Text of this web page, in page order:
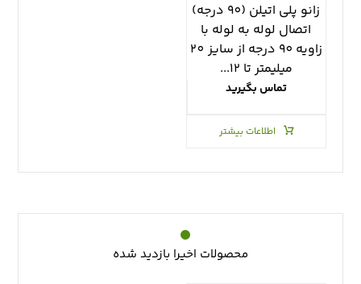
زانو پلي اتيلن (٩٠ درجه)
اتصال لوله به لوله با
زاويه ٩٠ درجه از سايز ٢٠
ميليمتر تا ١٢...
تماس بگیرید
اطلاعات بیشتر
محصولات اخیرا بازدید شده